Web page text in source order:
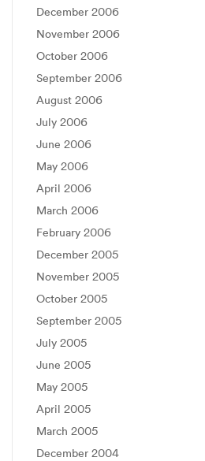
December 2006
November 2006
October 2006
September 2006
August 2006
July 2006
June 2006
May 2006
April 2006
March 2006
February 2006
December 2005
November 2005
October 2005
September 2005
July 2005
June 2005
May 2005
April 2005
March 2005
December 2004